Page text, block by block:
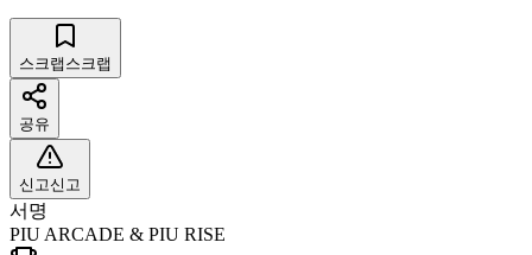
스크랩 스크랩
공유
신고신고
서명
PIU ARCADE & PIU RISE